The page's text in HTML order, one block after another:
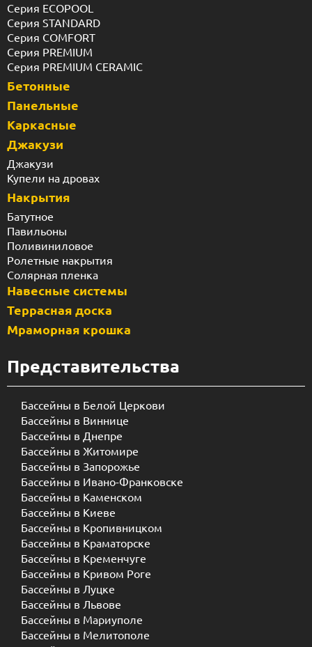
Серия ECOPOOL
Серия STANDARD
Серия COMFORT
Серия PREMIUM
Серия PREMIUM CERAMIC
Бетонные
Панельные
Каркасные
Джакузи
Джакузи
Купели на дровах
Накрытия
Батутное
Павильоны
Поливиниловое
Ролетные накрытия
Солярная пленка
Навесные системы
Террасная доска
Мраморная крошка
Представительства
Бассейны в Белой Церкови
Бассейны в Виннице
Бассейны в Днепре
Бассейны в Житомире
Бассейны в Запорожье
Бассейны в Ивано-Франковске
Бассейны в Каменском
Бассейны в Киеве
Бассейны в Кропивницком
Бассейны в Краматорске
Бассейны в Кременчуге
Бассейны в Кривом Роге
Бассейны в Луцке
Бассейны в Львове
Бассейны в Мариуполе
Бассейны в Мелитополе